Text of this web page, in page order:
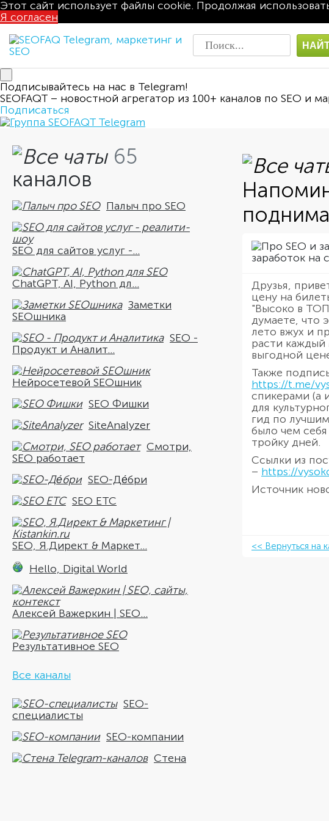
Этот сайт использует файлы cookie. Продолжая
Я согласен
Подписывайтесь на нас в Telegram!
SEOFAQT – новостной агрегатор из 100+ каналов по SEO и
Подписаться
65
каналов
Палыч про SEO
SEO для сайтов услуг -...
ChatGPT, AI, Python дл...
Заметки
SEOшника
SEO -
Продукт и Аналит...
Нейросетевой SEOшник
SEO Фишки
SiteAnalyzer
Смотри,
SEO работает
SEO-Де́бри
SEO ETC
SEO, Я.Директ & Маркет...
Hello, Digital World
Алексей Важеркин | SEO...
Результативное SEO
Все каналы
SEO-
специалисты
SEO-компании
Стена
заработок на
Друзья,
цену на
"Высоко в
думаете, что
лето вжух и
расти каждый
выгодной
Также
https://t.me/
спикерами (а
для
гид по
было чем
тройку дней.
Ссылки из
– https://
Источник
<< Вернуться на